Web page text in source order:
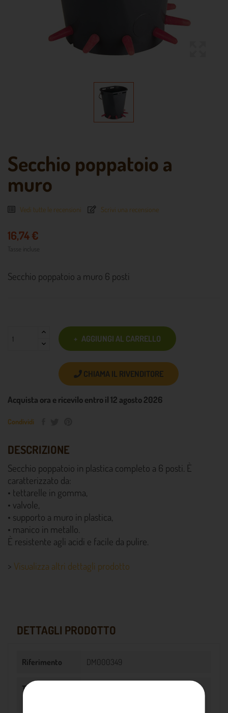
Secchio poppatoio a
muro
Vedi tutte le recensioni Scrivi una recensione
16,74 €
Tasse incluse
Secchio poppatoio a muro 6 posti
AGGIUNGI AL CARRELLO
CHIAMA IL RIVENDITORE
Acquista ora e ricevilo entro il 12 agosto 2026
Condividi
DESCRIZIONE
Secchio poppatoio in plastica completo a 6 posti. È
caratterizzato da:
• tettarelle in gomma,
• valvole,
• supporto a muro in plastica,
• manico in metallo.
È resistente agli acidi e facile da pulire.
> Visualizza altri dettagli prodotto
DETTAGLI PRODOTTO
Riferimento DM000349
Tipo di animale